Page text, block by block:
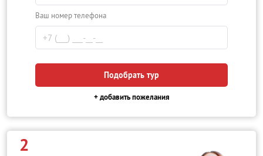
Ваш номер телефона
Подобрать тур
+ добавить пожелания
2